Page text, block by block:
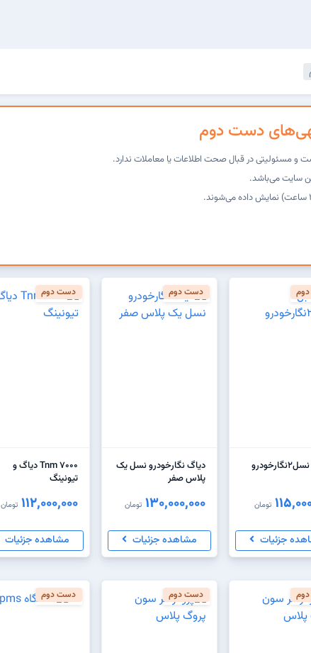
دست دوم
و مسئولیتی در قبال صحت اطلاعات یا معاملات ندارد.
سایت می‌باشد.
تومان
جزئیات
دست دوم
دیاگ نگارخودرو نسل یک
پلاس صفر
130,000,000 تومان
مشاهده جزئیات
دست دوم
Tnm 7000 دیاگ و
تیونینگ
112,000,000 تومان
مشاهده جزئیات
دست دوم دست دوم